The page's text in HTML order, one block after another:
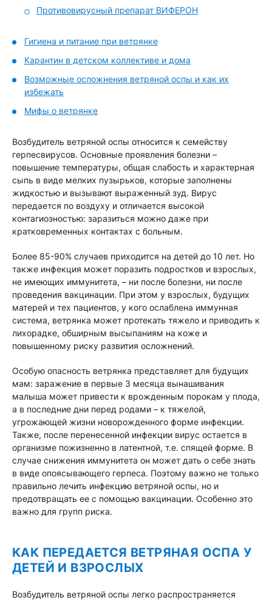
Противовирусный препарат ВИФЕРОН
Гигиена и питание при ветрянке
Карантин в детском коллективе и дома
Возможные осложнения ветряной оспы и как их
избежать
Мифы о ветрянке
Возбудитель ветряной оспы относится к семейству
герпесвирусов. Основные проявления болезни –
повышение температуры, общая слабость и характерная
сыпь в виде мелких пузырьков, которые заполнены
жидкостью и вызывают выраженный зуд. Вирус
передается по воздуху и отличается высокой
контагиозностью: заразиться можно даже при
кратковременных контактах с больным.
Более 85-90% случаев приходится на детей до 10 лет. Но
также инфекция может поразить подростков и взрослых,
не имеющих иммунитета, – ни после болезни, ни после
проведения вакцинации. При этом у взрослых, будущих
матерей и тех пациентов, у кого ослаблена иммунная
система, ветрянка может протекать тяжело и приводить к
лихорадке, обширным высыпаниям на коже и
повышенному риску развития осложнений.
Особую опасность ветрянка представляет для будущих
мам: заражение в первые 3 месяца вынашивания
малыша может привести к врожденным порокам у плода,
а в последние дни перед родами – к тяжелой,
угрожающей жизни новорожденного форме инфекции.
Также, после перенесенной инфекции вирус остается в
организме пожизненно в латентной, т.е. спящей форме. В
случае снижения иммунитета он может дать о себе знать
в виде опоясывающего герпеса. Поэтому важно не только
правильно лечить инфекцию ветряной оспы, но и
предотвращать ее с помощью вакцинации. Особенно это
важно для групп риска.
КАК ПЕРЕДАЕТСЯ ВЕТРЯНАЯ ОСПА У
ДЕТЕЙ И ВЗРОСЛЫХ
Возбудитель ветряной оспы легко распространяется